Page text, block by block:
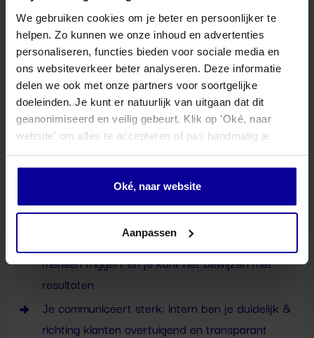
We gebruiken cookies om je beter en persoonlijker te
helpen. Zo kunnen we onze inhoud en advertenties
personaliseren, functies bieden voor sociale media en
ons websiteverkeer beter analyseren. Deze informatie
delen we ook met onze partners voor soortgelijke
doeleinden. Je kunt er natuurlijk van uitgaan dat dit
geanonimiseerd en veilig gebeurt. Klik op 'Oké, naar
website' om alles te accepteren of pas handmatig je
voorkeuren aan.
Oké, naar website
Aanpassen
Een mooi kantoor in hartje Eindhoven
Een superleuk team van gedreven specialisten
die elkaar beter maken
Wat breng jij mee?
Je hebt meerdere jaren ervaring met Social Ads
en kunt zelfstandig een account (en
platformfeatures
Je bent datagedreven én creatief: je snapt wat
mensen triggert en je kunt het bewijzen met
resultaten
Je communiceert sterk: intern ben je duidelijk &
richting klanten overtuigend en transparant